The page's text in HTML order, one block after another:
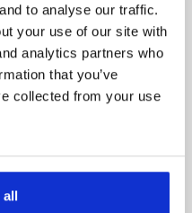
to analyse our traffic.
your use of our site with
analytics partners who
that you’ve
collected from your use
all
petricola)